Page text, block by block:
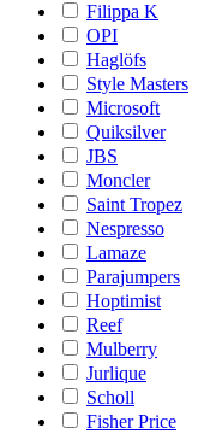
Filippa K
OPI
Haglöfs
Style Masters
Microsoft
Quiksilver
JBS
Moncler
Saint Tropez
Nespresso
Lamaze
Parajumpers
Hoptimist
Reef
Mulberry
Jurlique
Scholl
Fisher Price